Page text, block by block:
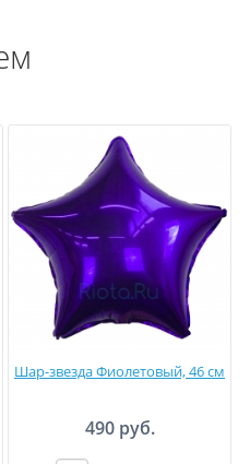
Шар-звезда Фиолетовый, 46 см
490 руб.